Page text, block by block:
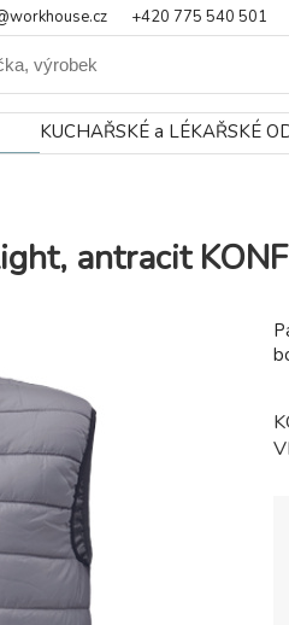
+420 775 540 501
KUCHAŘSKÉ a LÉKAŘSKÉ
antracit